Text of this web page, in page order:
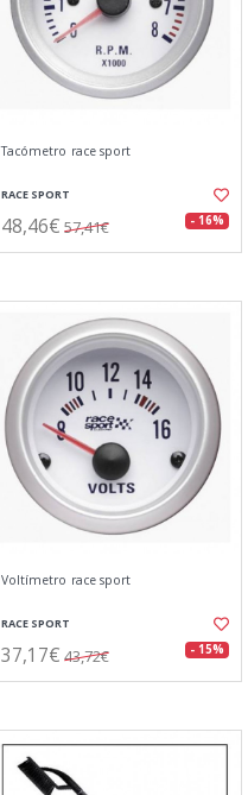
Tacómetro race sport
RACE SPORT
48,46€ 57,41€ - 16%
Voltímetro race sport
RACE SPORT
37,17€ 43,72€ - 15%